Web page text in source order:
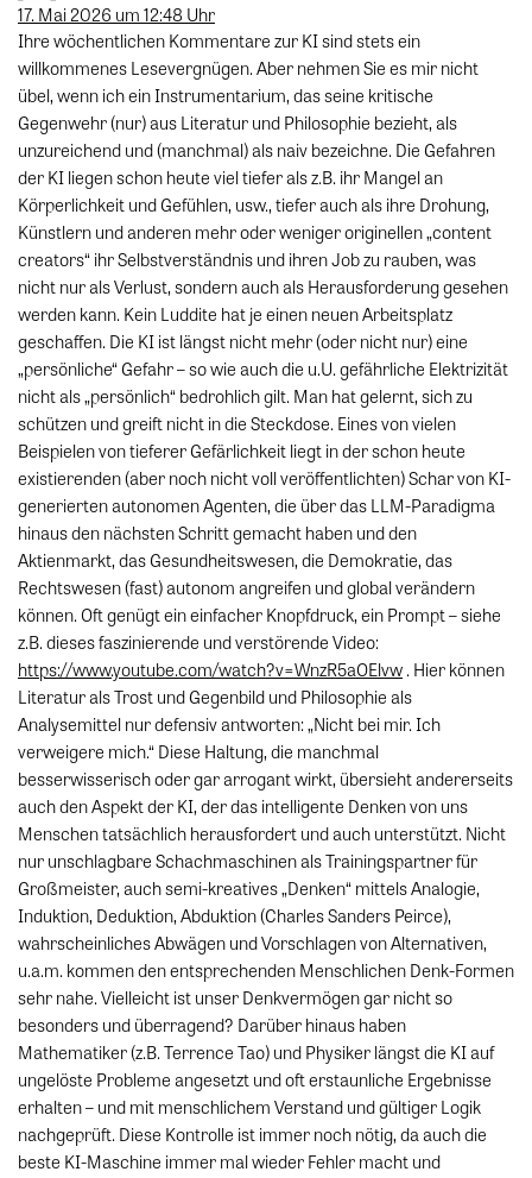
17. Mai 2026 um 12:48 Uhr
Ihre wöchentlichen Kommentare zur KI sind stets ein
willkommenes Lesevergnügen. Aber nehmen Sie es mir nicht
übel, wenn ich ein Instrumentarium, das seine kritische
Gegenwehr (nur) aus Literatur und Philosophie bezieht, als
unzureichend und (manchmal) als naiv bezeichne. Die Gefahren
der KI liegen schon heute viel tiefer als z.B. ihr Mangel an
Körperlichkeit und Gefühlen, usw., tiefer auch als ihre Drohung,
Künstlern und anderen mehr oder weniger originellen „content
creators“ ihr Selbstverständnis und ihren Job zu rauben, was
nicht nur als Verlust, sondern auch als Herausforderung gesehen
werden kann. Kein Luddite hat je einen neuen Arbeitsplatz
geschaffen. Die KI ist längst nicht mehr (oder nicht nur) eine
„persönliche“ Gefahr – so wie auch die u.U. gefährliche Elektrizität
nicht als „persönlich“ bedrohlich gilt. Man hat gelernt, sich zu
schützen und greift nicht in die Steckdose. Eines von vielen
Beispielen von tieferer Gefärlichkeit liegt in der schon heute
existierenden (aber noch nicht voll veröffentlichten) Schar von KI-
generierten autonomen Agenten, die über das LLM-Paradigma
hinaus den nächsten Schritt gemacht haben und den
Aktienmarkt, das Gesundheitswesen, die Demokratie, das
Rechtswesen (fast) autonom angreifen und global verändern
können. Oft genügt ein einfacher Knopfdruck, ein Prompt – siehe
z.B. dieses faszinierende und verstörende Video:
https://www.youtube.com/watch?v=WnzR5aOElvw. Hier können
Literatur als Trost und Gegenbild und Philosophie als
Analysemittel nur defensiv antworten: „Nicht bei mir. Ich
verweigere mich.“ Diese Haltung, die manchmal
besserwisserisch oder gar arrogant wirkt, übersieht andererseits
auch den Aspekt der KI, der das intelligente Denken von uns
Menschen tatsächlich herausfordert und auch unterstützt. Nicht
nur unschlagbare Schachmaschinen als Trainingspartner für
Großmeister, auch semi-kreatives „Denken“ mittels Analogie,
Induktion, Deduktion, Abduktion (Charles Sanders Peirce),
wahrscheinliches Abwägen und Vorschlagen von Alternativen,
u.a.m. kommen den entsprechenden Menschlichen Denk-Formen
sehr nahe. Vielleicht ist unser Denkvermögen gar nicht so
besonders und überragend? Darüber hinaus haben
Mathematiker (z.B. Terrence Tao) und Physiker längst die KI auf
ungelöste Probleme angesetzt und oft erstaunliche Ergebnisse
erhalten – und mit menschlichem Verstand und gültiger Logik
nachgeprüft. Diese Kontrolle ist immer noch nötig, da auch die
beste KI-Maschine immer mal wieder Fehler macht und